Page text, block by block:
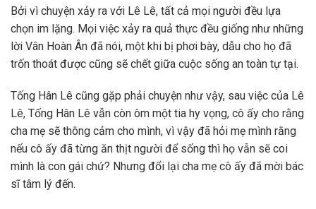
Bởi vì chuyện xảy ra với Lê Lê, tất cả mọi người đều lựa
chọn im lặng. Mọi việc xảy ra quả thực đều giống như những
lời Vân Hoàn Ân đã nói, một khi bị phơi bày, dẫu cho họ đã
trốn thoát được cũng sẽ chết giữa cuộc sống an toàn tự tại.
Tống Hân Lê cũng gặp phải chuyện như vậy, sau việc của Lê
Lê, Tống Hân Lê vẫn còn ôm một tia hy vọng, cô ấy cho rằng
cha mẹ sẽ thông cảm cho mình, vì vậy đã hỏi mẹ mình rằng
nếu cô ấy đã từng ăn thịt người để sống thì họ vẫn sẽ coi
mình là con gái chứ? Nhưng đổi lại cha mẹ cô ấy đã mời bác
sĩ tâm lý đến.